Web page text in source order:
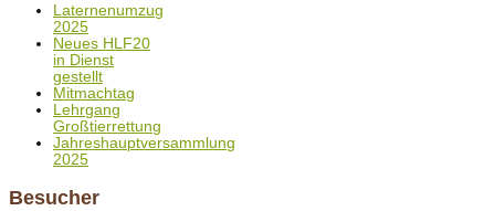
Laternenumzug
2025
Neues HLF20
in Dienst
gestellt
Mitmachtag
Lehrgang
Großtierrettung
Jahreshauptversammlung
2025
Besucher